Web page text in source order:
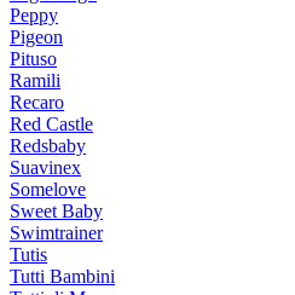
Peppy
Pigeon
Pituso
Ramili
Recaro
Red Castle
Redsbaby
Suavinex
Somelove
Sweet Baby
Swimtrainer
Tutis
Tutti Bambini